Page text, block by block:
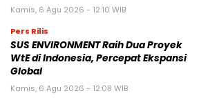
Kamis, 6 Agu 2026 - 12:10 WIB
Pers Rilis
SUS ENVIRONMENT Raih Dua Proyek
WtE di Indonesia, Percepat Ekspansi
Global
Kamis, 6 Agu 2026 - 12:08 WIB